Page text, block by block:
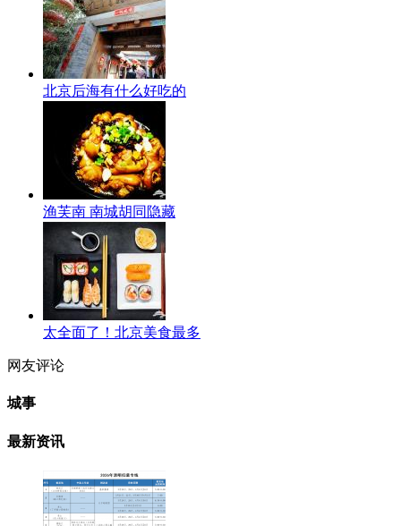
北京后海有什么好吃的
渔芙南 南城胡同隐藏
太全面了！北京美食最多
网友评论
城事
最新资讯